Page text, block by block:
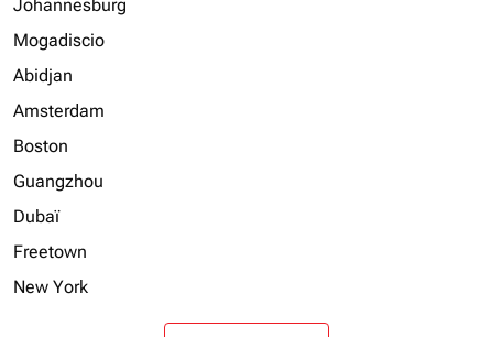
Johannesburg
Mogadiscio
Abidjan
Amsterdam
Boston
Guangzhou
Dubaï
Freetown
New York